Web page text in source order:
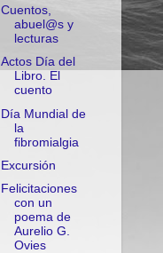
Cuentos,
abuel@s y
lecturas
Actos Día del
Libro. El
cuento
Día Mundial de
la
fibromialgia
Excursión
Felicitaciones
con un
poema de
Aurelio G.
Ovies